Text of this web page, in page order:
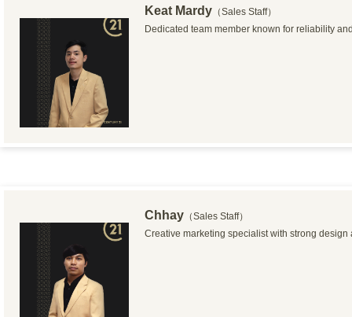
Keat Mardy （Sales Staff）
Dedicated team member known for reliability
Chhay （Sales Staff）
Creative marketing specialist with strong